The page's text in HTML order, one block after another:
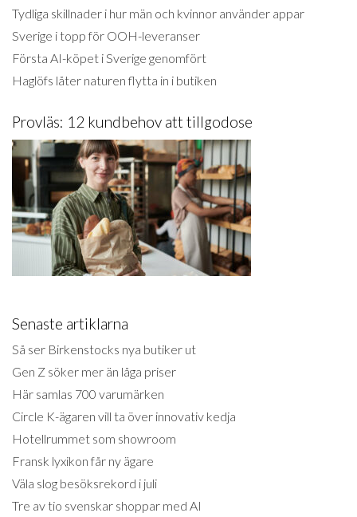
Tydliga skillnader i hur män och kvinnor använder appar
Sverige i topp för OOH-leveranser
Första AI-köpet i Sverige genomfört
Haglöfs låter naturen flytta in i butiken
Provläs: 12 kundbehov att tillgodose
Senaste artiklarna
Så ser Birkenstocks nya butiker ut
Gen Z söker mer än låga priser
Här samlas 700 varumärken
Circle K-ägaren vill ta över innovativ kedja
Hotellrummet som showroom
Fransk lyxikon får ny ägare
Väla slog besöksrekord i juli
Tre av tio svenskar shoppar med AI